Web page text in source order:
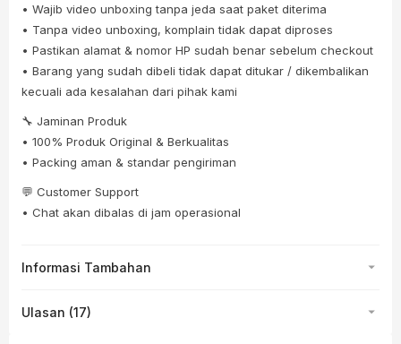
• Wajib video unboxing tanpa jeda saat paket diterima
• Tanpa video unboxing, komplain tidak dapat diproses
• Pastikan alamat & nomor HP sudah benar sebelum checkout
• Barang yang sudah dibeli tidak dapat ditukar / dikembalikan
kecuali ada kesalahan dari pihak kami
🔧 Jaminan Produk
• 100% Produk Original & Berkualitas
• Packing aman & standar pengiriman
💬 Customer Support
• Chat akan dibalas di jam operasional
Informasi Tambahan
Ulasan (17)